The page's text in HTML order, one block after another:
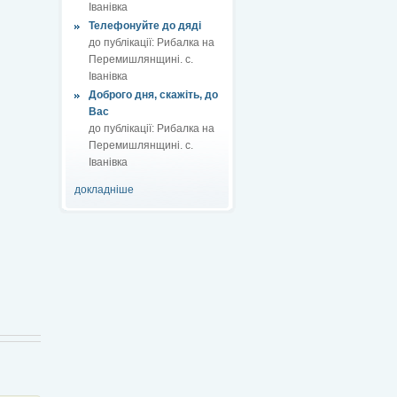
Іванівка
Телефонуйте до дяді
до публікації: Рибалка на
Перемишлянщині. с.
Іванівка
Доброго дня, скажіть, до
Вас
до публікації: Рибалка на
Перемишлянщині. с.
Іванівка
докладніше